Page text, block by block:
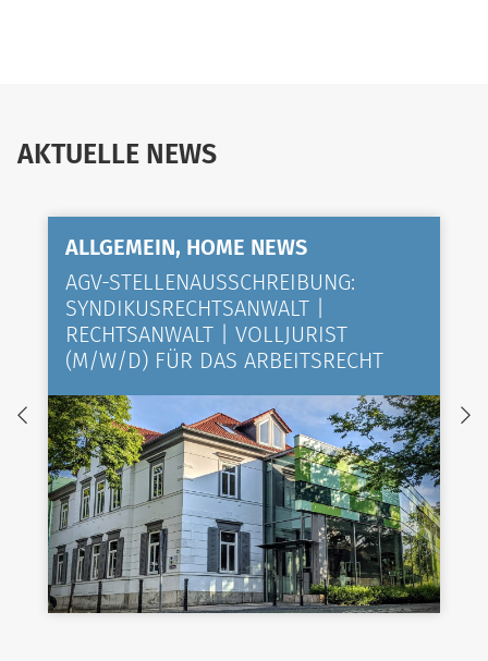
AKTUELLE NEWS
ALLGEMEIN, HOME NEWS
AGV-STELLENAUSSCHREIBUNG:
SYNDIKUSRECHTSANWALT |
RECHTSANWALT | VOLLJURIST
(M/W/D) FÜR DAS ARBEITSRECHT